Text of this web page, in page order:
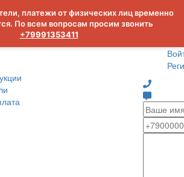
платежи от физических лиц временно
По всем вопросам просим звонить
+79991353411